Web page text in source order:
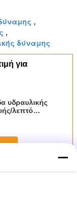
,
,
δύναμης
για
υδραυλικής
λεπτό
δύναμης